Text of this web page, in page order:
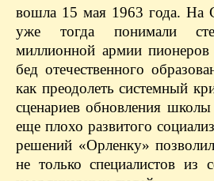
вошла 15 мая 1963 года. На
уже тогда понимали
миллионной армии
бед отечественного
как преодолеть системный
сценариев обновления
еще плохо развитого
решений «Орленку»
не только специалистов из